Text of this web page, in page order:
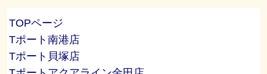
TOPページ
Tポート南港店
Tポート貝塚店